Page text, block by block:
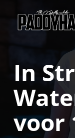
In
voor